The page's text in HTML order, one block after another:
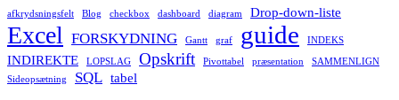
afkrydsningsfelt Blog checkbox dashboard diagram Drop-down-liste
Excel FORSKYDNING Gantt graf guide INDEKS
INDIREKTE LOPSLAG Opskrift Pivottabel præsentation
SAMMENLIGN
Sideopsætning
SQL tabel